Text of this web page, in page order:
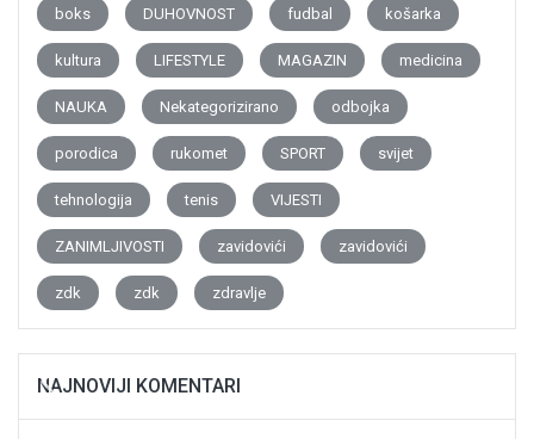
boks DUHOVNOST fudbal košarka
kultura LIFESTYLE MAGAZIN medicina
NAUKA Nekategorizirano odbojka
porodica rukomet SPORT svijet
tehnologija tenis VIJESTI
ZANIMLJIVOSTI zavidovići zavidovići
zdk zdk zdravlje
NAJNOVIJI KOMENTARI